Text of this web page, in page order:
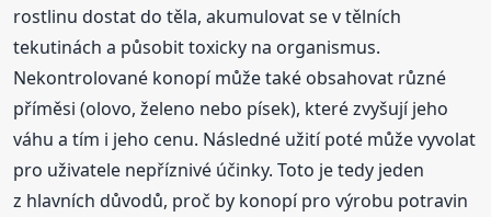
rostlinu dostat do těla, akumulovat se v tělních
tekutinách a působit toxicky na organismus.
Nekontrolované konopí může také obsahovat různé
příměsi (olovo, želeno nebo písek), které zvyšují jeho
váhu a tím i jeho cenu. Následné užití poté může vyvolat
pro uživatele nepříznivé účinky. Toto je tedy jeden
z hlavních důvodů, proč by konopí pro výrobu potravin